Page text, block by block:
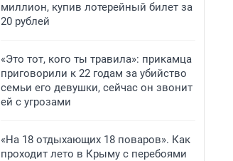
миллион, купив лотерейный билет за
20 рублей
«Это тот, кого ты травила»: прикамца
приговорили к 22 годам за убийство
семьи его девушки, сейчас он звонит
ей с угрозами
«На 18 отдыхающих 18 поваров». Как
проходит лето в Крыму с перебоями